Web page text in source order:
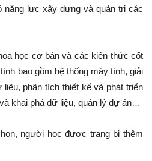
năng lực xây dựng và quản trị các
học cơ bản và các kiến thức cốt
bao gồm hệ thống máy tính, giải
phân tích thiết kế và phát triển
khai phá dữ liệu, quản lý dự án…
người học được trang bị thêm